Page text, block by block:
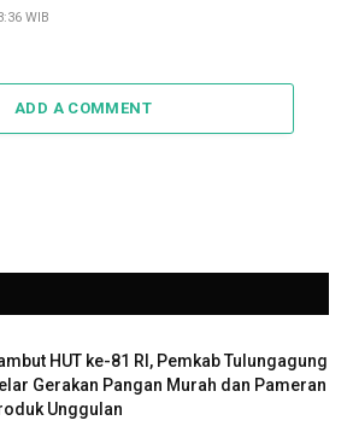
WIB
ADD A COMMENT
HUT ke-81 RI, Pemkab Tulungagung
Gerakan Pangan Murah dan Pameran
Unggulan